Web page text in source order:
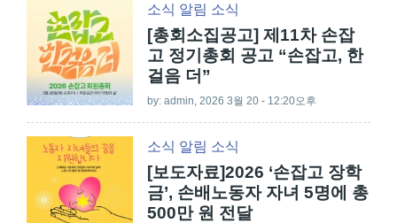
소식 알림 소식
[총회소집공고] 제11차 손잡
고 정기총회 공고 “손잡고, 한
걸음 더”
by: admin , 2026 3월 20 - 12:20오후
소식 알림 소식
[보도자료]2026 ‘손잡고 장학
금’, 손배노동자 자녀 5명에 총
500만 원 전달